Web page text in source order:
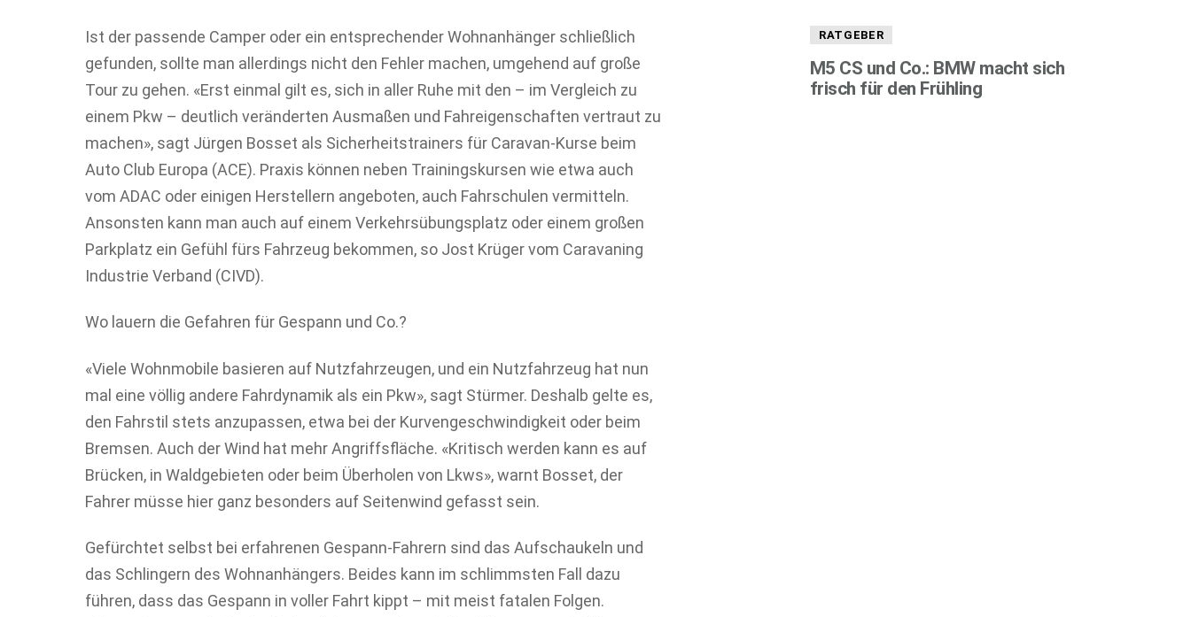
Ist der passende Camper oder ein entsprechender Wohnanhänger schließlich
gefunden, sollte man allerdings nicht den Fehler machen, umgehend auf große
Tour zu gehen. «Erst einmal gilt es, sich in aller Ruhe mit den – im Vergleich zu
einem Pkw – deutlich veränderten Ausmaßen und Fahreigenschaften vertraut zu
machen», sagt Jürgen Bosset als Sicherheitstrainers für Caravan-Kurse beim
Auto Club Europa (ACE). Praxis können neben Trainingskursen wie etwa auch
vom ADAC oder einigen Herstellern angeboten, auch Fahrschulen vermitteln.
Ansonsten kann man auch auf einem Verkehrsübungsplatz oder einem großen
Parkplatz ein Gefühl fürs Fahrzeug bekommen, so Jost Krüger vom Caravaning
Industrie Verband (CIVD).
Wo lauern die Gefahren für Gespann und Co.?
«Viele Wohnmobile basieren auf Nutzfahrzeugen, und ein Nutzfahrzeug hat nun
mal eine völlig andere Fahrdynamik als ein Pkw», sagt Stürmer. Deshalb gelte es,
den Fahrstil stets anzupassen, etwa bei der Kurvengeschwindigkeit oder beim
Bremsen. Auch der Wind hat mehr Angriffsfläche. «Kritisch werden kann es auf
Brücken, in Waldgebieten oder beim Überholen von Lkws», warnt Bosset, der
Fahrer müsse hier ganz besonders auf Seitenwind gefasst sein.
Gefürchtet selbst bei erfahrenen Gespann-Fahrern sind das Aufschaukeln und
das Schlingern des Wohnanhängers. Beides kann im schlimmsten Fall dazu
führen, dass das Gespann in voller Fahrt kippt – mit meist fatalen Folgen.
RATGEBER
M5 CS und Co.: BMW macht sich
frisch für den Frühling